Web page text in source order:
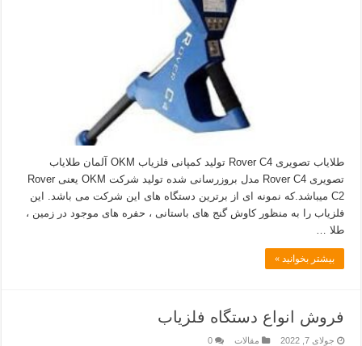
طلایاب تصویری Rover C4 تولید کمپانی فلزیاب OKM آلمان طلایاب
تصویری Rover C4 مدل بروزرسانی شده تولید شرکت OKM یعنی Rover
C2 میباشد.که نمونه ای از برترین دستگاه های این شرکت می باشد. این
فلزیاب را به منظور کاوش گنج های باستانی ، حفره های موجود در زمین ،
طلا …
بیشتر بخوانید »
فروش انواع دستگاه فلزیاب
جولای 7, 2022 مقالات 0